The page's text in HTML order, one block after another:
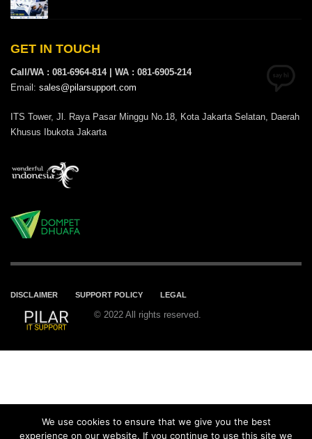
GET IN TOUCH
Call/WA : 081-6964-814 | WA : 081-6905-214
Email: sales@pilarsupport.com
ITS Tower, Jl. Raya Pasar Minggu No.18, Kota Jakarta Selatan, Daerah
Khusus Ibukota Jakarta
DISCLAIMER SUPPORT POLICY LEGAL
© 2022 All rights reserved.
We use cookies to ensure that we give you the best
experience on our website. If you continue to use this site we